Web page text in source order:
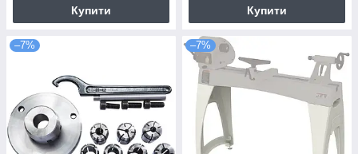
Купити Купити
–7% –7%